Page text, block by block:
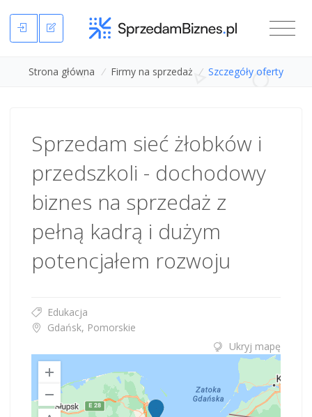
Strona główna / Firmy na sprzedaż / Szczegóły oferty
Sprzedam sieć żłobków i
przedszkoli - dochodowy
biznes na sprzedaż z
pełną kadrą i dużym
potencjałem rozwoju
Edukacja
Gdańsk, Pomorskie
Ukryj mapę